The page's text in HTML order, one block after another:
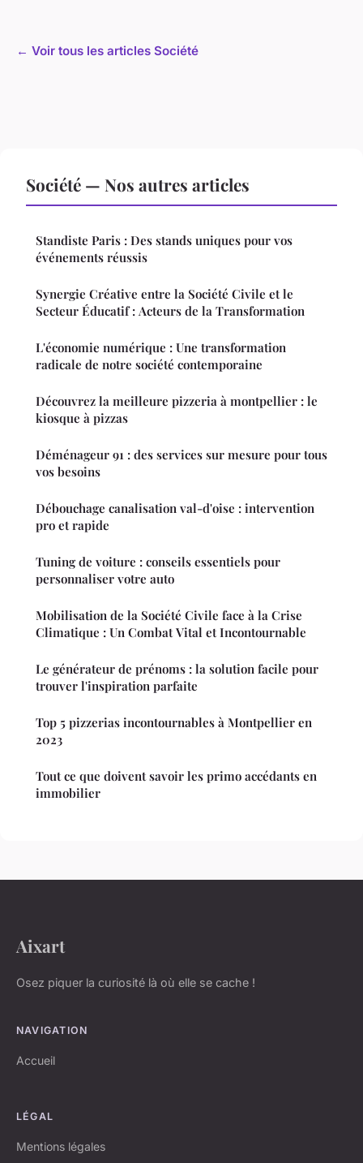
← Voir tous les articles Société
Société — Nos autres articles
Standiste Paris : Des stands uniques pour vos
événements réussis
Synergie Créative entre la Société Civile et le
Secteur Éducatif : Acteurs de la Transformation
L'économie numérique : Une transformation
radicale de notre société contemporaine
Découvrez la meilleure pizzeria à montpellier : le
kiosque à pizzas
Déménageur 91 : des services sur mesure pour tous
vos besoins
Débouchage canalisation val-d'oise : intervention
pro et rapide
Tuning de voiture : conseils essentiels pour
personnaliser votre auto
Mobilisation de la Société Civile face à la Crise
Climatique : Un Combat Vital et Incontournable
Le générateur de prénoms : la solution facile pour
trouver l'inspiration parfaite
Top 5 pizzerias incontournables à Montpellier en
2023
Tout ce que doivent savoir les primo accédants en
immobilier
Aixart
Osez piquer la curiosité là où elle se cache !
NAVIGATION
Accueil
LÉGAL
Mentions légales